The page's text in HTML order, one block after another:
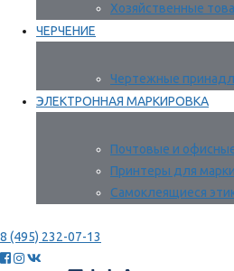
Хозяйственные
ЧЕРЧЕНИЕ
Чертежные
ЭЛЕКТРОННАЯ МАРКИРОВКА
Почтовые и
Принтеры для
Самоклеящиеся
8 (495) 232-07-13